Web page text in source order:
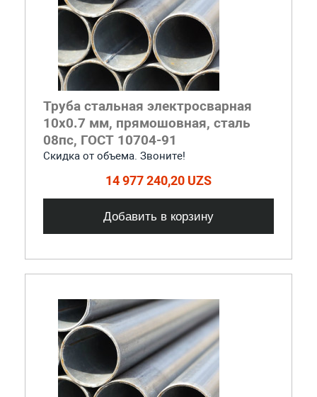
Труба стальная электросварная
10x0.7 мм, прямошовная, сталь
08пс, ГОСТ 10704-91
Скидка от объема. Звоните!
14 977 240,20 UZS
Добавить в корзину